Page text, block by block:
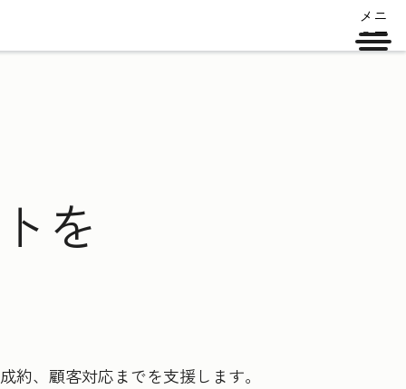
メニ
ュー
を
、顧客対応までを支援します。